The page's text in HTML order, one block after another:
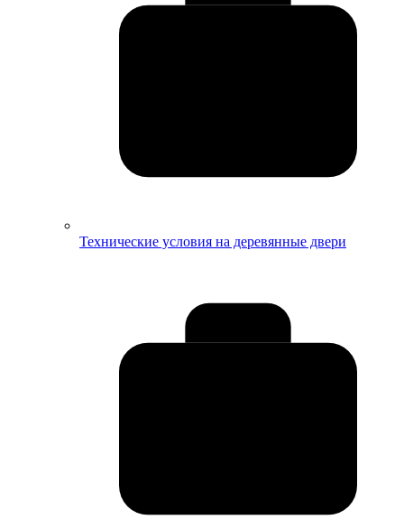
Технические условия на деревянные двери